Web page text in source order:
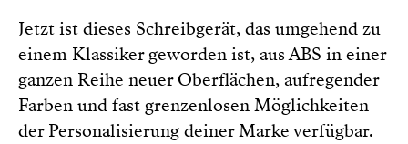
Jetzt ist dieses Schreibgerät, das umgehend zu
einem Klassiker geworden ist, aus ABS in einer
ganzen Reihe neuer Oberflächen, aufregender
Farben und fast grenzenlosen Möglichkeiten
der Personalisierung deiner Marke verfügbar.